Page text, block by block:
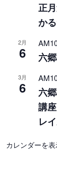
正
かる
2月
6 六
3月
6
六
講
レ
カレンダーを